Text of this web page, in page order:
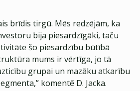
brīdis tirgū. Mēs redzējām, ka
bija piesardzīgāki, taču
šo piesardzību būtībā
mums ir vērtīga, jo tā
grupai un mazāku atkarību
komentē D. Jacka.